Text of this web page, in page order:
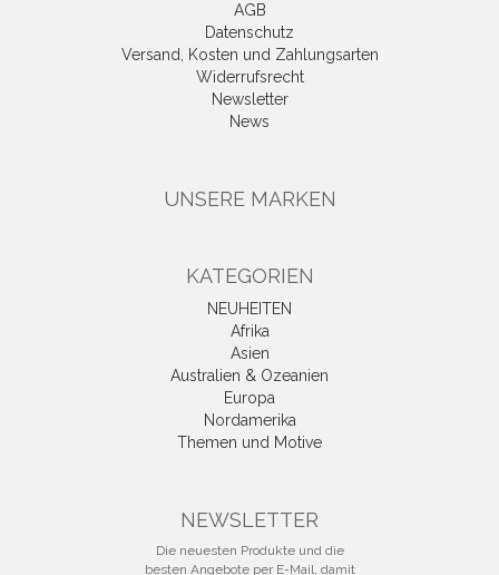
AGB
Datenschutz
Versand, Kosten und Zahlungsarten
Widerrufsrecht
Newsletter
News
UNSERE MARKEN
KATEGORIEN
NEUHEITEN
Afrika
Asien
Australien & Ozeanien
Europa
Nordamerika
Themen und Motive
NEWSLETTER
Die neuesten Produkte und die
besten Angebote per E-Mail, damit